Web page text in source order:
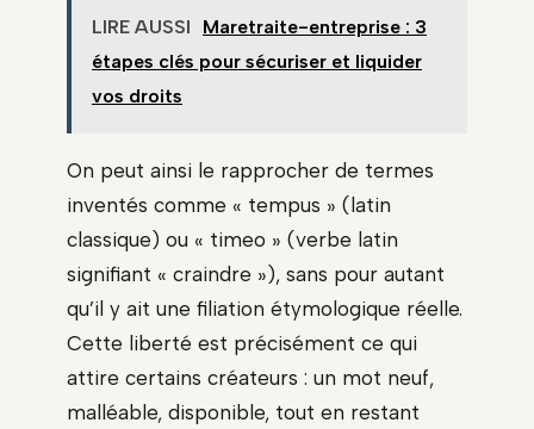
LIRE AUSSI
Maretraite-entreprise : 3
étapes clés pour sécuriser et liquider
vos droits
On peut ainsi le rapprocher de termes
inventés comme « tempus » (latin
classique) ou « timeo » (verbe latin
signifiant « craindre »), sans pour autant
qu’il y ait une filiation étymologique réelle.
Cette liberté est précisément ce qui
attire certains créateurs : un mot neuf,
malléable, disponible, tout en restant